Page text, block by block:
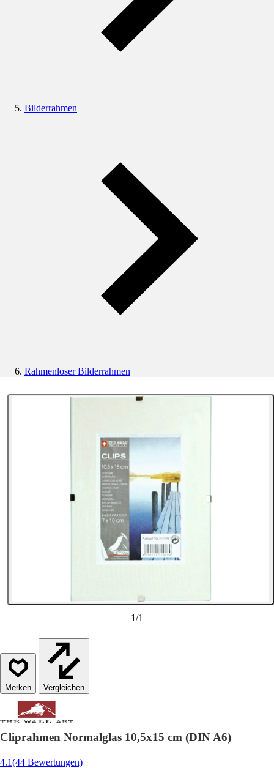
Bilderrahmen
Rahmenloser Bilderrahmen
1/1
Vergleichen
Cliprahmen Normalglas 10,5x15 cm (DIN A6)
4.1(44 Bewertungen)